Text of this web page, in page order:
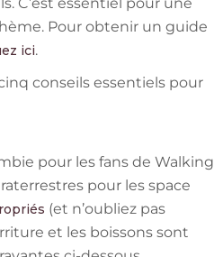
Pour obtenir un guide
ici.
conseils essentiels pour
pour les fans de Walking
pour les space
(et n’oubliez pas
et les boissons sont